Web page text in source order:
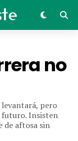
no
pero
futuro. Insisten
de aftosa sin